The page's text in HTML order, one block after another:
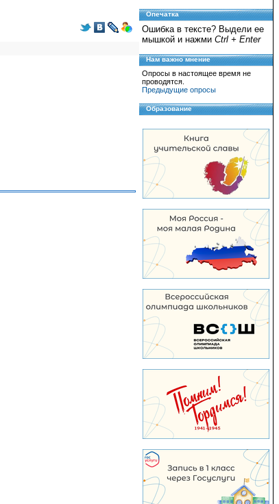
Опечатка
Ошибка в тексте? Выдели ее
мышкой и нажми Ctrl + Enter
Нам важно мнение
Опросы в настоящее время не
проводятся.
Предыдущие опросы
Образование